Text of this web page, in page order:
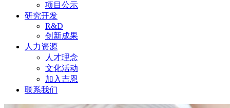
项目公示
研究开发
R&D
创新成果
人力资源
人才理念
文化活动
加入吉恩
联系我们